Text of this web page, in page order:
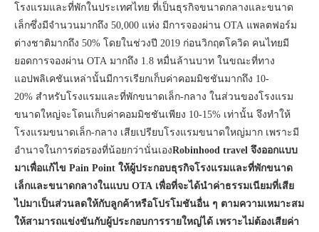
โรงแรมและที่พักในประเทศไทย ที่เป็นธุรกิจขนาดกลางและขนาด
เล็กซึ่งมีจำนวนมากถึง 50,000 แห่ง มีการจองผ่าน OTA แพลตฟอร์ม
ต่างชาติมากถึง 50% โดยในช่วงปี 2019 ก่อนวิกฤตโควิด คนไทยมี
ยอดการจองผ่าน OTA มากถึง 1.8 หมื่นล้านบาท ในขณะที่ทาง
แอปพลิเคชันเหล่านั้นมีการเรียกเก็บค่าคอมมิชชันมากถึง 10-
20% สำหรับโรงแรมและที่พักขนาดเล็ก-กลาง ในส่วนของโรงแรม
ขนาดใหญ่จะโดนเก็บค่าคอมมิชชันเพียง 10-15% เท่านั้น จึงทำให้
โรงแรมขนาดเล็ก-กลาง เสียเปรียบโรงแรมขนาดใหญ่มาก เพราะมี
อำนาจในการต่อรองที่น้อยกว่านั่นเองRobinhood travel จึงออกแบบ
มาเพื่อแก้ไข Pain Point ให้ผู้ประกอบธุรกิจโรงแรมและที่พักขนาด
เล็กและขนาดกลางในแบบ OTA เพื่อที่จะได้นำค่าธรรมเนียมที่เสีย
ไปมาเป็นส่วนลดให้กับลูกค้าหรือโปรโมชันอื่น ๆ ตามความเหมาะสม
ให้สามารถแข่งขันกับผู้ประกอบการรายใหญ่ได้ เพราะไม่ต้องเสียค่า